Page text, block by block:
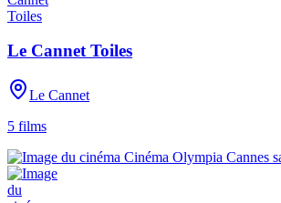
Le Cannet Toiles
Le Cannet
5 films